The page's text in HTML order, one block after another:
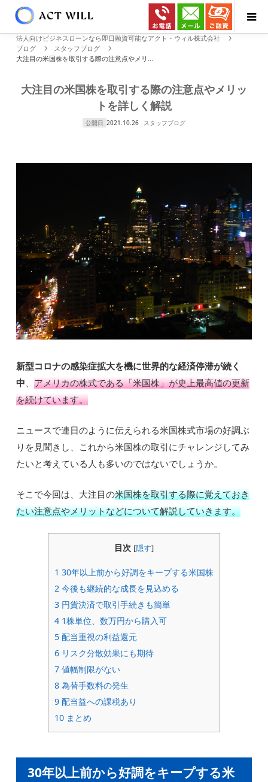
法人向けビジネスローンなら即日融資可能なアクト・ウィル株式会社
ブログ
スタッフブログ
大注目の米国株を取引する際の注意点やメリ...
大注目の米国株を取引する際の注意点やメリッ
トを詳しく解説
公開日 2021.10.26 スタッフブログ
新型コロナの感染症拡大を機に世界的な経済停滞が続く
中 、アメリカの株式である「米国株」が史上最高値の更新
を続けています。
ニュースで連日のように伝えられる米国株式市場の好調ぶ
りを見聞きし、これから米国株の取引にチャレンジしてみ
たいと考えている人も多いのではないでしょうか。
そこで今回は、大注目の米国株を取引する際に覚えておき
たい注意点やメリットなどについて解説していきます。
目次 [隠す]
1 30年以上前から好調をキープする米国株
2 今後も継続的な成長を見込める
3 円貨決済で取引手続きも簡単
4 1株単位、数万円から購入可
5 配当重視の利益還元
6 リスク分散効果にも期待
7 値幅制限がない
8 為替手数料の発生
9 配当益への課税あり
10 まとめ
30年以上前から好調をキープする米